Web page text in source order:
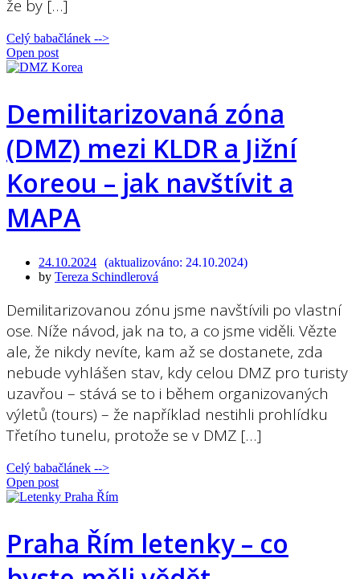
že by […]
Celý babačlánek -->
Open post
Demilitarizovaná zóna
(DMZ) mezi KLDR a Jižní
Koreou – jak navštívit a
MAPA
24.10.2024
24.10.2024
by Tereza Schindlerová
Demilitarizovanou zónu jsme navštívili po vlastní
ose. Níže návod, jak na to, a co jsme viděli. Vězte
ale, že nikdy nevíte, kam až se dostanete, zda
nebude vyhlášen stav, kdy celou DMZ pro turisty
uzavřou – stává se to i během organizovaných
výletů (tours) – že například nestihli prohlídku
Třetího tunelu, protože se v DMZ […]
Celý babačlánek -->
Open post
Praha Řím letenky – co